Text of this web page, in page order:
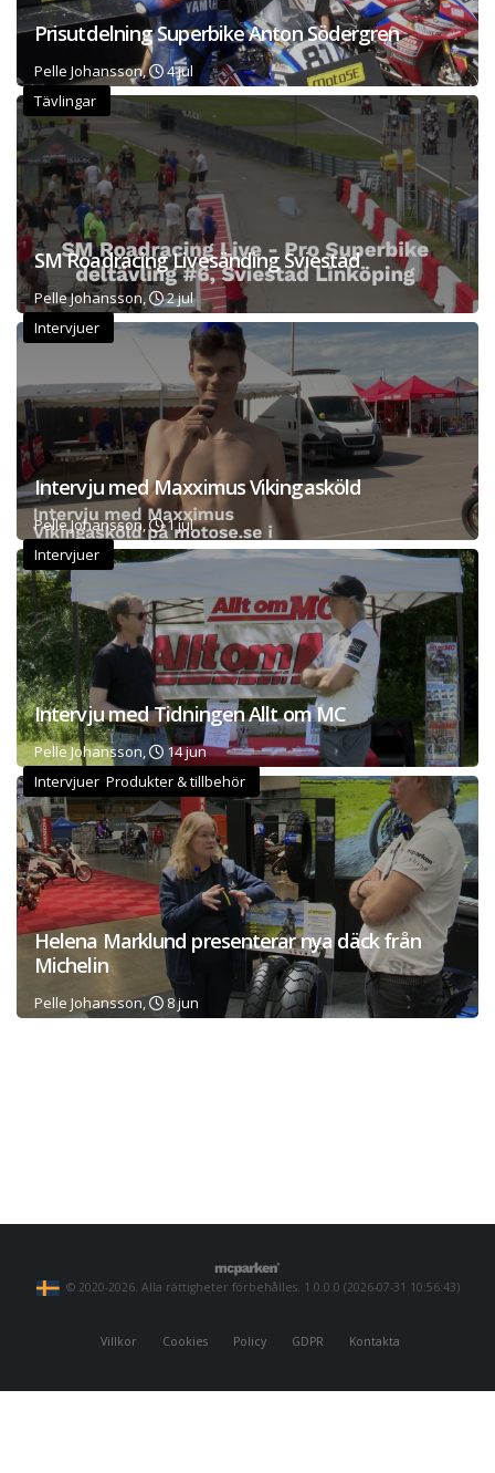
Prisutdelning Superbike Anton Södergren
Pelle Johansson,
4 jul
Tävlingar
SM Roadracing Livesänding Sviestad
Pelle Johansson,
2 jul
Intervjuer
Intervju med Maxximus Vikingasköld
Pelle Johansson,
1 jul
Intervjuer
Intervju med Tidningen Allt om MC
Pelle Johansson,
14 jun
Intervjuer Produkter & tillbehör
Helena Marklund presenterar nya däck från
Michelin
Pelle Johansson, 8 jun
© 2020-2026. Alla rättigheter förbehålles. 1.0.0.0 (2026-07-31 10:56:43)
Villkor Cookies Policy GDPR Kontakta